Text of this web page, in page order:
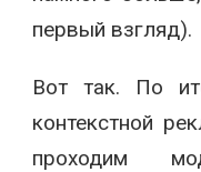
первый взгляд).
Вот так. По
контекстной
проходим